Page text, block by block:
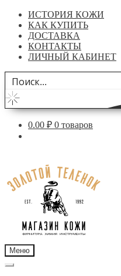
ИСТОРИЯ КОЖИ
КАК КУПИТЬ
ДОСТАВКА
КОНТАКТЫ
ЛИЧНЫЙ КАБИНЕТ
0.00 ₽ 0 товаров
навигации
содержимому
Меню